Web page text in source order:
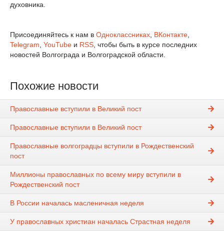
духовника.
Присоединяйтесь к нам в Одноклассниках ВКонтакте
Telegram YouTube и RSS , чтобы быть в курсе последних
новостей Волгограда и Волгоградской области.
Похожие новости
Православные вступили в Великий пост
Православные вступили в Великий пост
Православные волгоградцы вступили в Рождественский
пост
Миллионы православных по всему миру вступили в
Рождественский пост
В России началась масленичная неделя
У православных христиан началась Страстная неделя